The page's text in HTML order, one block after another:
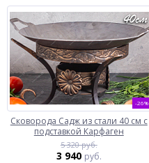
-26%
Сковорода Садж из стали 40 см с
подставкой Карфаген
5 320 руб.
3 940 руб.